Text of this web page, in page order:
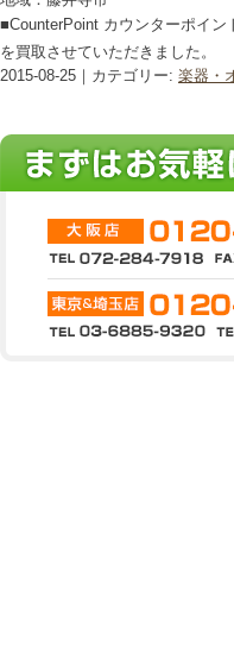
■CounterPoint カウンターポイ
を買取させていただきました。
2015-08-25｜カテゴリー: 楽器・